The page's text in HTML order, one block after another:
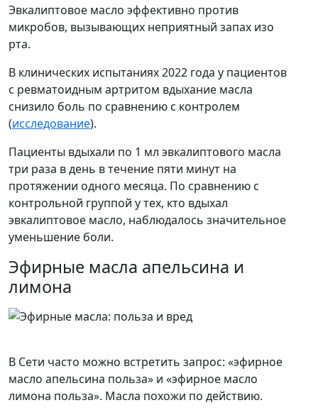
Эвкалиптовое масло эффективно против
микробов, вызывающих неприятный запах изо
рта.
В клинических испытаниях 2022 года у пациентов
с ревматоидным артритом вдыхание масла
снизило боль по сравнению с контролем
(исследование).
Пациенты вдыхали по 1 мл эвкалиптового масла
три раза в день в течение пяти минут на
протяжении одного месяца. По сравнению с
контрольной группой у тех, кто вдыхал
эвкалиптовое масло, наблюдалось значительное
уменьшение боли.
Эфирные масла апельсина и
лимона
В Сети часто можно встретить запрос: «эфирное
масло апельсина польза» и «эфирное масло
лимона польза». Масла похожи по действию.